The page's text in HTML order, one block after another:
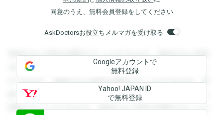
同意のうえ、無料会員登録をしてください
AskDoctorsお役立ちメルマガを受け取る
登録すると回答を閲覧することができます。登録すると回答
を閲覧することができます。登録すると回答を閲覧すること
ができます。登録すると回答を閲覧することができます。登
録すると回答を閲覧することができます。登録すると回答を
閲覧することができます。登録すると回答を閲覧することが
Googleアカウントで
無料登録
Yahoo! JAPAN ID
で無料登録